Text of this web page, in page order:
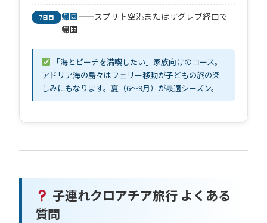
7日目 帰国——スプリト空港またはザグレブ経由で
帰国
「海とビーチを満喫したい」家族向けのコース。
アドリア海の島々はフェリー移動が子どもの旅の楽
しみにもなります。夏（6〜9月）が最適シーズン。
子連れクロアチア旅行 よくある
質問